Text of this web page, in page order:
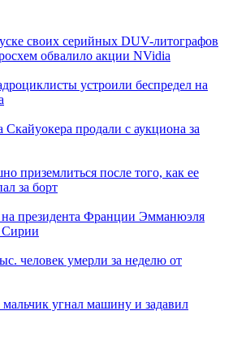
своих серийных DUV-литографов
обвалило акции NVidia
устроили беспредел на
продали с аукциона за
приземлиться после того, как ее
за борт
президента Франции Эмманюэля
Сирии
человек умерли за неделю от
угнал машину и задавил